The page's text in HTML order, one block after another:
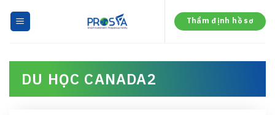
Thẩm định hồ sơ
DU HỌC CANADA2